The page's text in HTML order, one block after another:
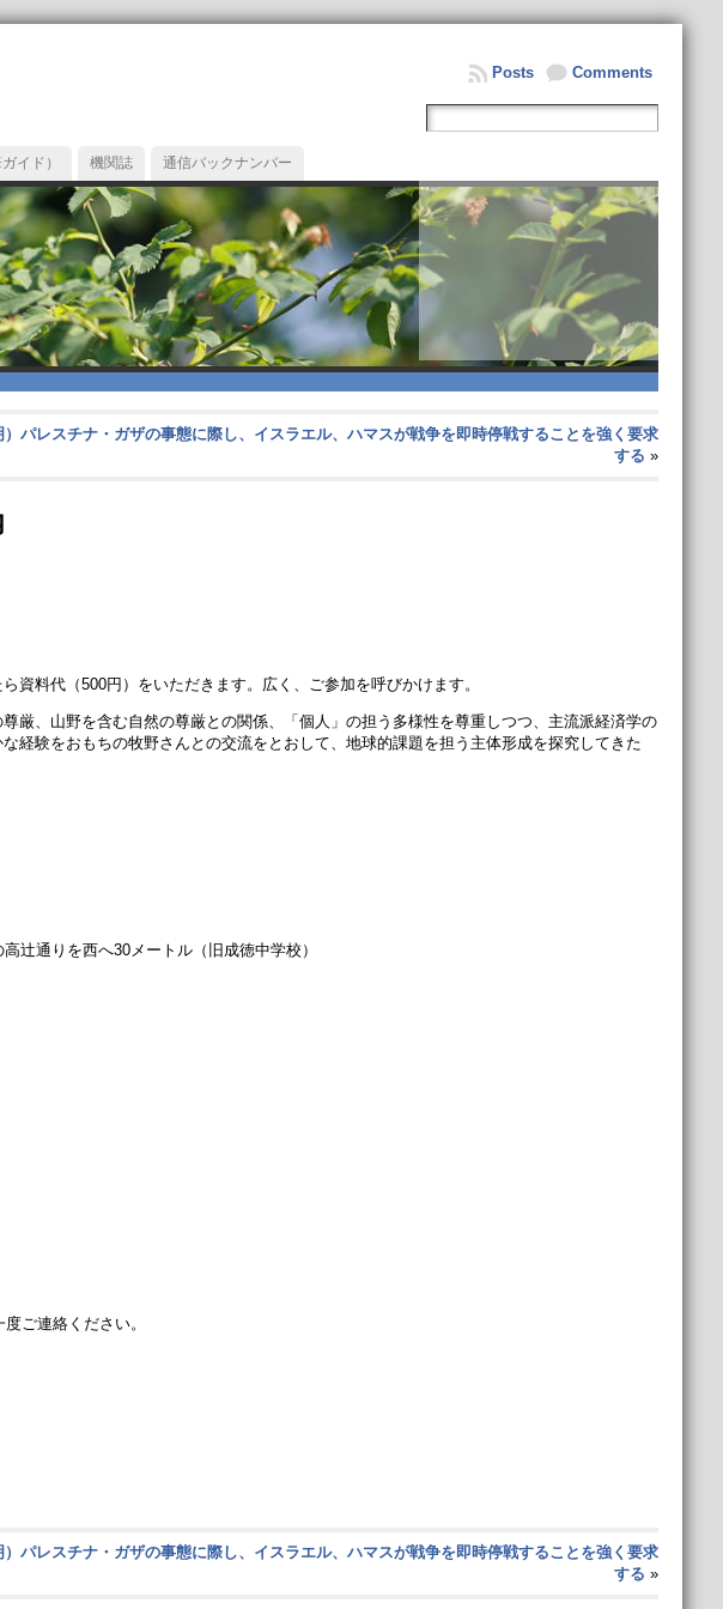
Comments
Posts
イド） 機関誌 通信バックナンバー
）パレスチナ・ガザの事態に際し、イスラエル、ハマスが戦争を即時停戦することを強く要求
する »
料代（500円）をいただきます。広く、ご参加を呼びかけます。
厳、山野を含む自然の尊厳との関係、「個人」の担う多様性を尊重しつつ、主流派経済学の
経験をおもちの牧野さんとの交流をとおして、地球的課題を担う主体形成を探究してきた
辻通りを西へ30メートル（旧成徳中学校）
ご連絡ください。
）パレスチナ・ガザの事態に際し、イスラエル、ハマスが戦争を即時停戦することを強く要求
する »